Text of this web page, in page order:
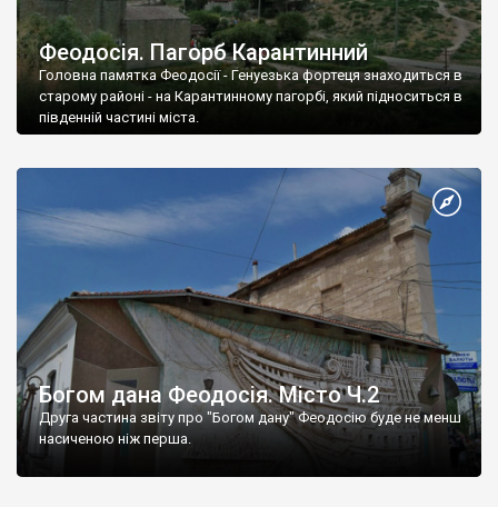
Феодосія. Пагорб Карантинний
Головна памятка Феодосії - Генуезька фортеця знаходиться в
старому районі - на Карантинному пагорбі, який підноситься в
південній частині міста.
Богом дана Феодосія. Місто Ч.2
Друга частина звіту про "Богом дану" Феодосію буде не менш
насиченою ніж перша.